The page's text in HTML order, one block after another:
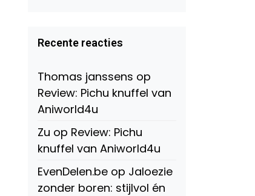
Beauty-
147775071915783/?
Facebook
op
Twitter
op
Instagram
Recente reacties
Thomas janssens op
Review: Pichu knuffel van
Aniworld4u
Zu op Review: Pichu
knuffel van Aniworld4u
EvenDelen.be op Jaloezie
zonder boren: stijlvol én